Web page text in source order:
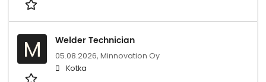
M Welder Technician
05.08.2026, Minnovation Oy
Kotka